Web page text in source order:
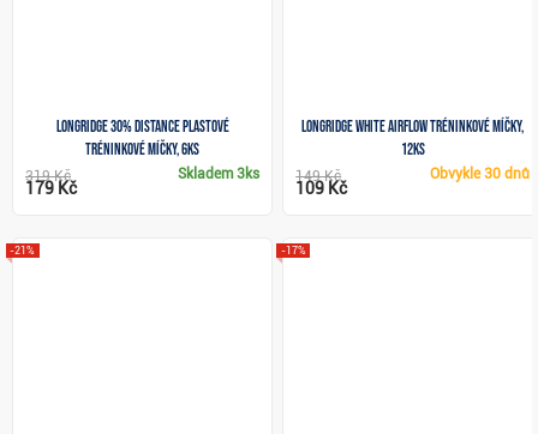
Longridge 30% Distance plastové
tréninkové míčky, 6ks
Skladem3ks
319 Kč
179 Kč
Longridge White Airflow tréninkové míčky,
12ks
Obvykle30 dnů
149 Kč
109 Kč
-21% -17%